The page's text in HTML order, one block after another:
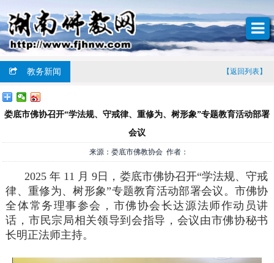
教务新闻 【返回列表】
娄底市佛协召开“学法规、守戒律、重修为、树形象”专题教育活动部署
会议
来源：娄底市佛教协会 作者：
2025 年 11 月 9日，娄底市佛协召开“学法规、守戒
律、重修为、树形象”专题教育活动部署会议。市佛协
全体常务理事参会，市佛协会长达源法师作动员讲
话，市民宗局相关领导到会指导，会议由市佛协秘书
长明正法师主持。